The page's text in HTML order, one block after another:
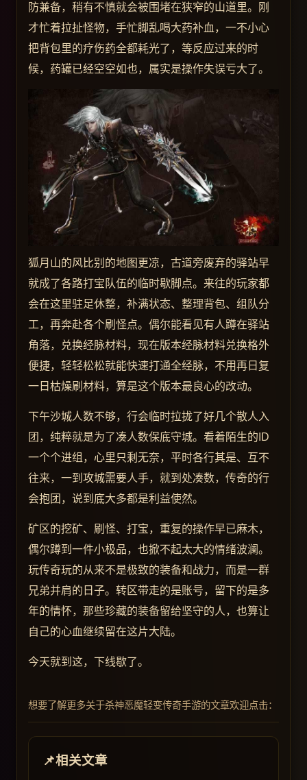
防兼备，稍有不慎就会被围堵在狭窄的山道里。刚
才忙着拉扯怪物，手忙脚乱喝大药补血，一不小心
把背包里的疗伤药全都耗光了，等反应过来的时
候，药罐已经空空如也，属实是操作失误亏大了。
狐月山的风比别的地图更凉，古道旁废弃的驿站早
就成了各路打宝队伍的临时歇脚点。来往的玩家都
会在这里驻足休整，补满状态、整理背包、组队分
工，再奔赴各个刷怪点。偶尔能看见有人蹲在驿站
角落，兑换经脉材料，现在版本经脉材料兑换格外
便捷，轻轻松松就能快速打通全经脉，不用再日复
一日枯燥刷材料，算是这个版本最良心的改动。
下午沙城人数不够，行会临时拉拢了好几个散人入
团，纯粹就是为了凑人数保底守城。看着陌生的ID
一个个进组，心里只剩无奈，平时各行其是、互不
往来，一到攻城需要人手，就到处凑数，传奇的行
会抱团，说到底大多都是利益使然。
矿区的挖矿、刷怪、打宝，重复的操作早已麻木，
偶尔蹲到一件小极品，也掀不起太大的情绪波澜。
玩传奇玩的从来不是极致的装备和战力，而是一群
兄弟并肩的日子。转区带走的是账号，留下的是多
年的情怀，那些珍藏的装备留给坚守的人，也算让
自己的心血继续留在这片大陆。
今天就到这，下线歇了。
想要了解更多关于杀神恶魔轻变传奇手游的文章欢迎点击：
相关文章